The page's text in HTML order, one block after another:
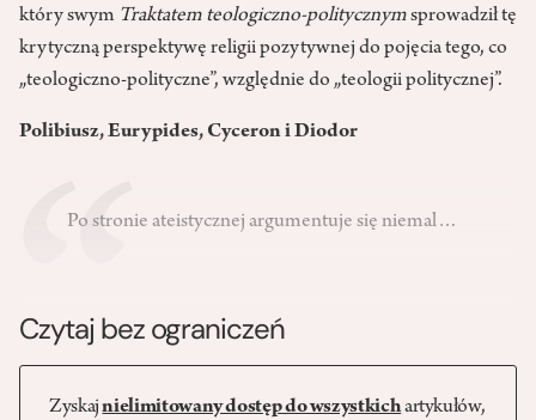
który swym Traktatem teologiczno-politycznymsprowadził tę
krytyczną perspektywę religii pozytywnej do pojęcia tego, co
„teologiczno-polityczne”, względnie do „teologii politycznej”.
Polibiusz, Eurypides, Cyceron i Diodor
Po stronie ateistycznej argumentuje się niemal…
Czytaj bez ograniczeń
Zyskajnielimitowany dostęp do wszystkichartykułów,